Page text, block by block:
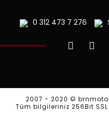
0 312473 7 276
2007 - 2020 ©
Tüm bilgileriniz 256Bit